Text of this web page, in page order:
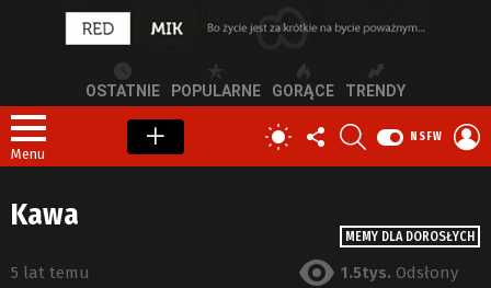
OSTATNIE POPULARNE GORĄCE TRENDY
Menu
PRZEŁĄCZ
SKÓRKĘ
OBSERWUJ
NAS
NSFW
MEMY DLA DOROSŁYCH
Kawa
5 lat temu 1.5tys. Odsłony